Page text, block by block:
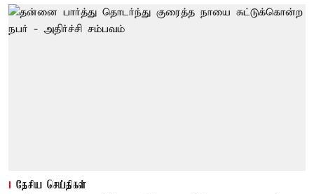
தேசிய செய்திகள்